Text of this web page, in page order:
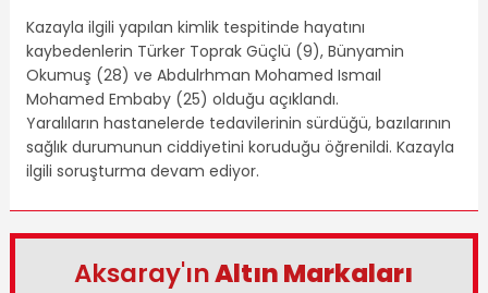
Kazayla ilgili yapılan kimlik tespitinde hayatını
kaybedenlerin Türker Toprak Güçlü (9), Bünyamin
Okumuş (28) ve Abdulrhman Mohamed Ismaıl
Mohamed Embaby (25) olduğu açıklandı.
Yaralıların hastanelerde tedavilerinin sürdüğü, bazılarının
sağlık durumunun ciddiyetini koruduğu öğrenildi. Kazayla
ilgili soruşturma devam ediyor.
Aksaray'ınAltın Markaları